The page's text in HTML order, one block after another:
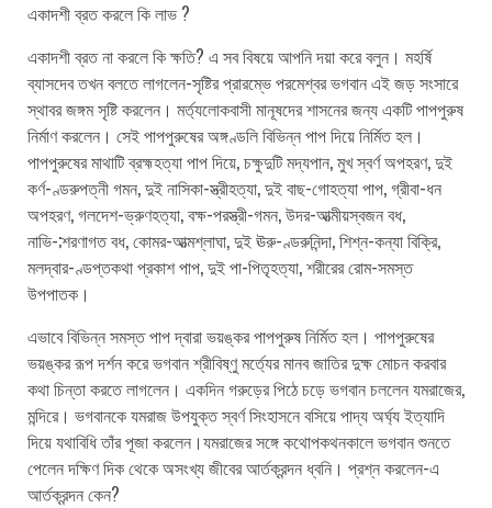
একাদশী ব্রত করলে কি লাভ ?
একাদশী ব্রত না করলে কি ক্ষতি? এ সব বিষয়ে আপনি দয়া করে বলুন। মহর্ষি
ব্যাসদেব তখন বলতে লাগলেন-সৃষ্টির প্রারম্ভে পরমেশ্বর ভগবান এই জড় সংসারে
স্থাবর জঙ্গম সৃষ্টি করলেন। মর্ত্যলোকবাসী মানূষদের শাসনের জন্য একটি পাপপুরুষ
নির্মাণ করলেন। সেই পাপপুরুষের অঙ্গণ্ডলি বিভিন্ন পাপ দিয়ে নির্মিত হল।
পাপপুরুষের মাথাটি ব্রহ্মহত্যা পাপ দিয়ে, চক্ষুদুটি মদ্যপান, মুখ স্বর্ণ অপহরণ, দুই
কর্ণ-ণ্ডরুপত্নী গমন, দুই নাসিকা-স্ত্রীহত্যা, দুই বাছ-গোহত্যা পাপ, গ্রীবা-ধন
অপহরণ, গলদেশ-ভ্রুণহত্যা, বক্ষ-পরস্ত্রী-গমন, উদর-আত্মীয়স্বজন বধ,
নাভি-;শরণাগত বধ, কোমর-আত্মশ্লাঘা, দুই ঊরু-ণ্ডরুনিন্দা, শিশ্ন-কন্যা বিক্রি,
মলদ্বার-ণ্ডপ্তকথা প্রকাশ পাপ, দুই পা-পিতৃহত্যা, শরীরের রোম-সমস্ত
উপপাতক।
এভাবে বিভিন্ন সমস্ত পাপ দ্বারা ভয়ঙ্কর পাপপুরুষ নির্মিত হল। পাপপুরুষের
ভয়ঙ্কর রূপ দর্শন করে ভগবান শ্রীবিষ্ণু মর্ত্যের মানব জাতির দুক্ষ মোচন করবার
কথা চিন্তা করতে লাগলেন। একদিন গরুড়ের পিঠে চড়ে ভগবান চললেন যমরাজের,
মন্দিরে। ভগবানকে যমরাজ উপযুক্ত স্বর্ণ সিংহাসনে বসিয়ে পাদ্য অর্ঘ্য ইত্যাদি
দিয়ে যথাবিধি তাঁর পূজা করলেন।যমরাজের সঙ্গে কথোপকথনকালে ভগবান শুনতে
পেলেন দক্ষিণ দিক থেকে অসংখ্য জীবের আর্তক্রন্দন ধ্বনি। প্রশ্ন করলেন-এ
আর্তক্রন্দন কেন?